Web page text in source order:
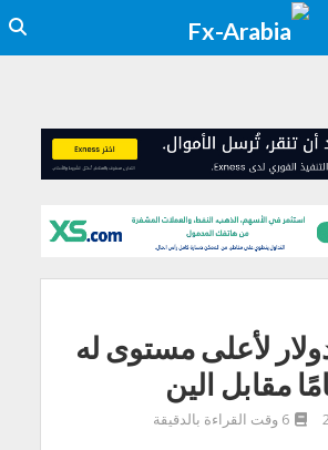
لأعلى مستوى له
6 وقت القراءة بالدقيقة